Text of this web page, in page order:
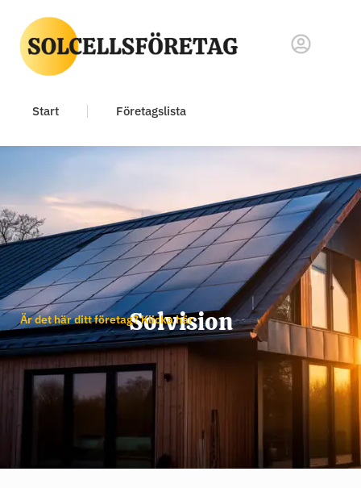
Start Företagslista
Solvision
Är det här ditt företag? Klicka här